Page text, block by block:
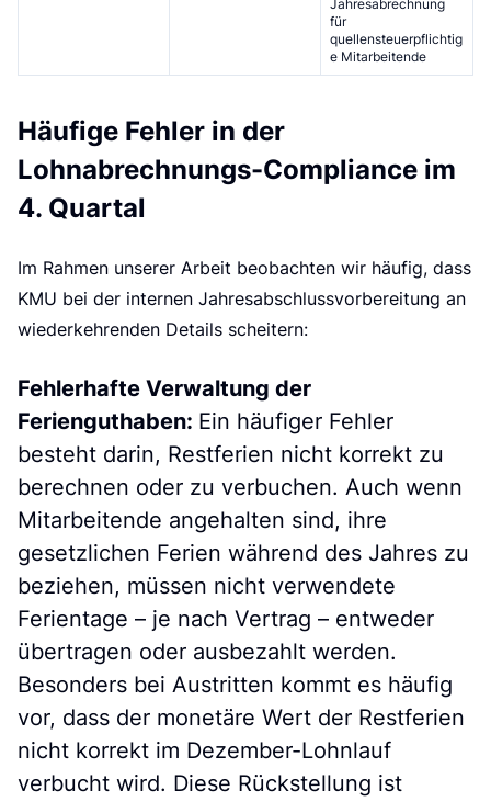
r
Jahresabrechnung
für
quellensteuerpflichtig
e Mitarbeitende
Häufige Fehler in der
Lohnabrechnungs-Compliance im
4. Quartal
Im Rahmen unserer Arbeit beobachten wir häufig, dass
KMU bei der internen Jahresabschlussvorbereitung an
wiederkehrenden Details scheitern:
Fehlerhafte Verwaltung der
Ferienguthaben: Ein häufiger Fehler
besteht darin, Restferien nicht korrekt zu
berechnen oder zu verbuchen. Auch wenn
Mitarbeitende angehalten sind, ihre
gesetzlichen Ferien während des Jahres zu
beziehen, müssen nicht verwendete
Ferientage – je nach Vertrag – entweder
übertragen oder ausbezahlt werden.
Besonders bei Austritten kommt es häufig
vor, dass der monetäre Wert der Restferien
nicht korrekt im Dezember-Lohnlauf
verbucht wird. Diese Rückstellung ist